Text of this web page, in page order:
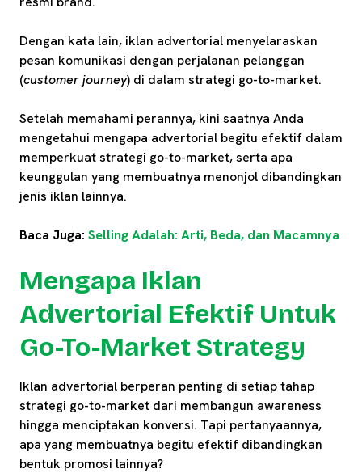
Dengan kata lain, iklan advertorial menyelaraskan
pesan komunikasi dengan perjalanan pelanggan
(customer journey) di dalam strategi go-to-market.
Setelah memahami perannya, kini saatnya Anda
mengetahui mengapa advertorial begitu efektif dalam
memperkuat strategi go-to-market, serta apa
keunggulan yang membuatnya menonjol dibandingkan
jenis iklan lainnya.
Baca Juga: Selling Adalah: Arti, Beda, dan Macamnya
Mengapa Iklan
Advertorial Efektif Untuk
Go-To-Market Strategy
Iklan advertorial berperan penting di setiap tahap
strategi go-to-market dari membangun awareness
hingga menciptakan konversi. Tapi pertanyaannya,
apa yang membuatnya begitu efektif dibandingkan
bentuk promosi lainnya?